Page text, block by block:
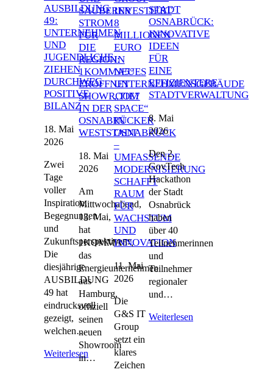
USBILDUNG 4
9: U
NTERNEHMEN U
ND J
UGENDLICHE Z
IEHEN D
URCHWEG P
OSITIVE B
ILANZ
18. Mai
2026
Zwei
Tage
voller
Inspiration,
Begegnungen
und
Zukunftsperspektiven:
Die
diesjährige
AUSBILDUNG
49 hat
eindrucksvoll
gezeigt,
welchen…
Weiterlesen
SAUBERER
STROM
FÜR
DIE
REGION:
1KOMMA5°
ERÖFFNET
SHOWROOM
IN DER
OSNABRÜCKER
WESTSTADT
18. Mai
2026
Am
Mittwochabend,
13. Mai,
hat
1KOMMA5°,
das
Energieunternehmen
aus
Hamburg,
offiziell
seinen
neuen
Showroom
in…
INVESTIERT
8
MILLIONEN
EURO
IN
NEUES
UNTERNEHMENSGEBÄUDE
„TIE7
SPACE“
IN
OSNABRÜCK
–
UMFASSENDE
MODERNISIERUNG
SCHAFFT
RAUM
FÜR
WACHSTUM
UND
INNOVATION
11. Mai
2026
Die
G&S IT
Group
setzt ein
klares
Zeichen
STADT
OSNABRÜCK:
INNOVATIVE
IDEEN
FÜR
EINE
EFFIZIENTERE
STADTVERWALTUNG
8. Mai
2026
Den 2.
GovTech
Hackathon
der Stadt
Osnabrück
haben
über 40
Teilnehmerinnen
und
Teilnehmer
regionaler
und…
Weiterlesen